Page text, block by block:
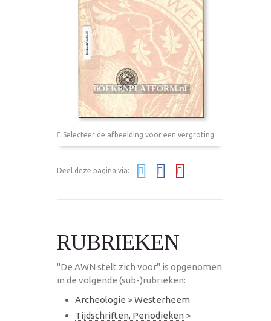
Selecteer de afbeelding voor een vergroting
Deel deze pagina via:
RUBRIEKEN
"De AWN stelt zich voor" is opgenomen
in de volgende (sub-)rubrieken:
Archeologie >Westerheem
Tijdschriften, Periodieken >